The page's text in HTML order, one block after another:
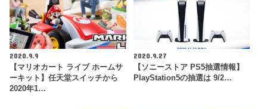
2020.9.9
【マリオカート ライブ ホームサ
ーキット】任天堂スイッチから
2020年1…
2020.9.27
【ソニーストア PS5抽選情報】
PlayStation5の抽選は 9/2…